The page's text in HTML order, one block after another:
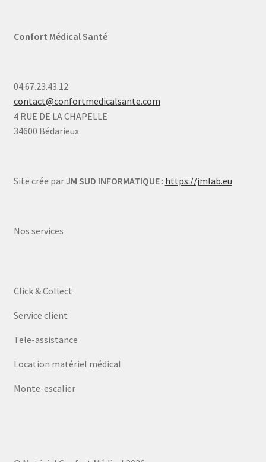
Confort Médical Santé
04.67.23.43.12
contact@confortmedicalsante.com
4 RUE DE LA CHAPELLE
34600 Bédarieux
Site crée par JM SUD INFORMATIQUE: https://jmlab.eu
Nos services
Click & Collect
Service client
Tele-assistance
Location matériel médical
Monte-escalier